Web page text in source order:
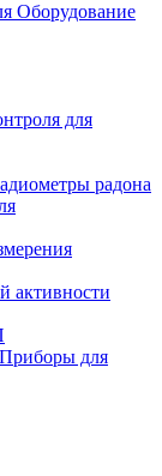
Оборудование
для
радона
активности
Приборы для